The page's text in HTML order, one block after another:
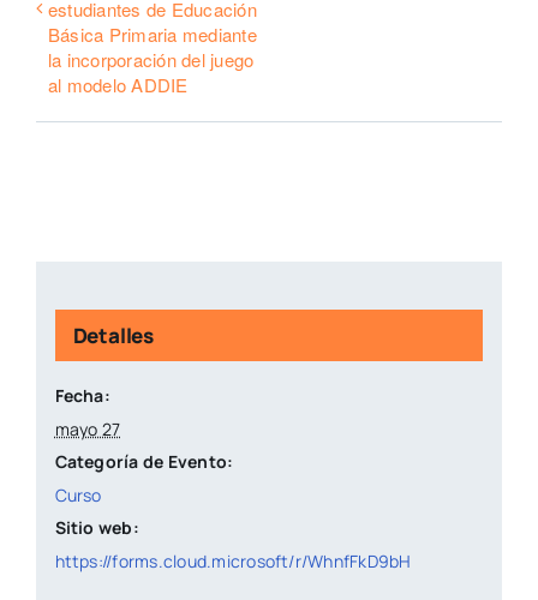
estudiantes de Educación
Básica Primaria mediante
la incorporación del juego
al modelo ADDIE
Detalles
Fecha:
mayo 27
Categoría de Evento:
Curso
Sitio web:
https://forms.cloud.microsoft/r/WhnfFkD9bH